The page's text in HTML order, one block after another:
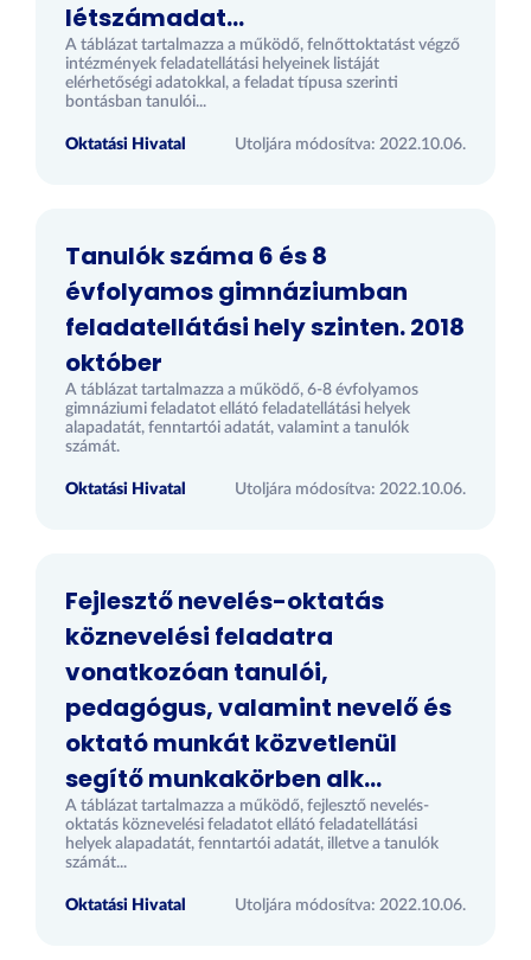
létszámadat...
A táblázat tartalmazza a működő, felnőttoktatást végző
intézmények feladatellátási helyeinek listáját
elérhetőségi adatokkal, a feladat típusa szerinti
bontásban tanulói...
Oktatási Hivatal Utoljára módosítva: 2022.10.06.
Tanulók száma 6 és 8
évfolyamos gimnáziumban
feladatellátási hely szinten. 2018
október
A táblázat tartalmazza a működő, 6-8 évfolyamos
gimnáziumi feladatot ellátó feladatellátási helyek
alapadatát, fenntartói adatát, valamint a tanulók
számát.
Oktatási Hivatal Utoljára módosítva: 2022.10.06.
Fejlesztő nevelés-oktatás
köznevelési feladatra
vonatkozóan tanulói,
pedagógus, valamint nevelő és
oktató munkát közvetlenül
segítő munkakörben alk...
A táblázat tartalmazza a működő, fejlesztő nevelés-
oktatás köznevelési feladatot ellátó feladatellátási
helyek alapadatát, fenntartói adatát, illetve a tanulók
számát...
Oktatási Hivatal Utoljára módosítva: 2022.10.06.